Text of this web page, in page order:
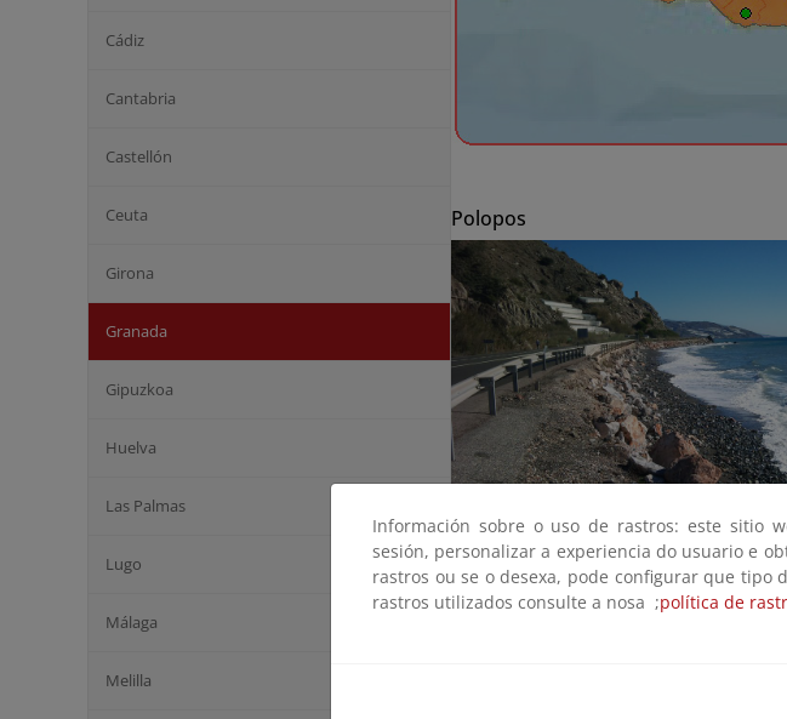
Cádiz
Cantabria
Castellón
Ceuta
Girona
Granada
Gipuzkoa
Huelva
Las Palmas
Lugo
Málaga
Melilla
Polopos
Creación de playas en la zona de
Información sobre o uso de rastros: este sitio
sesión, personalizar a experiencia do usuario e
rastros ou se o desexa, pode configurar que
rastros utilizados consulte a nosa ;política de